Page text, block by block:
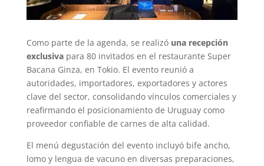
Como parte de la agenda, se realizó una recepción
exclusivapara 80 invitados en el restaurante Super
Bacana Ginza, en Tokio. El evento reunió a
autoridades, importadores, exportadores y actores
clave del sector, consolidando vínculos comerciales y
reafirmando el posicionamiento de Uruguay como
proveedor confiable de carnes de alta calidad.
El menú degustación del evento incluyó bife ancho,
lomo y lengua de vacuno en diversas preparaciones,